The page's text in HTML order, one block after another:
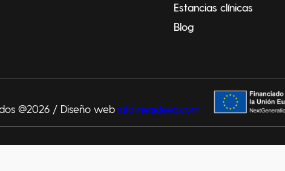
Estancias clínicas
Blog
@2026 / Diseño web infomesidees.com